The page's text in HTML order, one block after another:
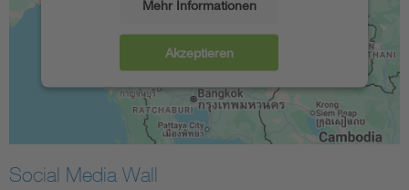
Mehr Informationen
Akzeptieren
Social Media Wall